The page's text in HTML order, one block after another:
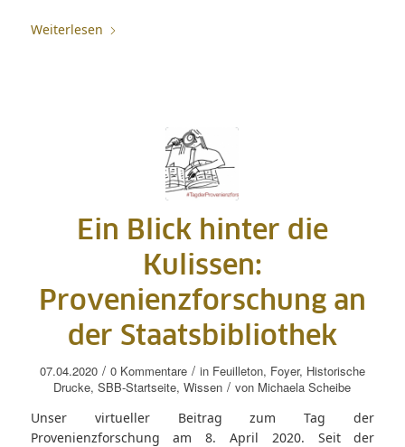
Weiterlesen
Ein Blick hinter die
Kulissen:
Provenienzforschung an
der Staatsbibliothek
07.04.2020 / 0 Kommentare / in Feuilleton, Foyer, Historische
Drucke,SBB-Startseite,Wissen / von Michaela Scheibe
Unser virtueller Beitrag zum Tag der
Provenienzforschung am 8. April 2020. Seit der